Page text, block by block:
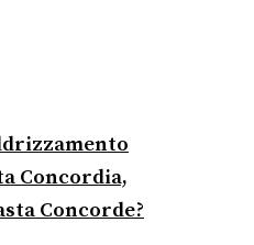
Concordia,
Concorde?